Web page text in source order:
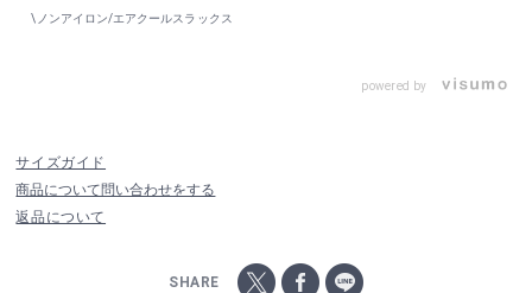
\ノンアイロン/エアクールスラックス
powered by
サイズガイド
商品について問い合わせをする
返品について
SHARE